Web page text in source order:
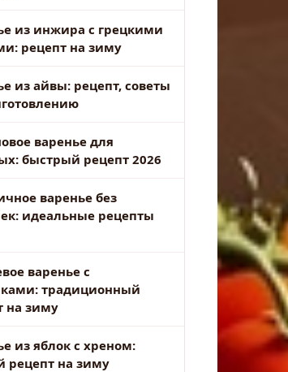
из инжира с грецкими
рецепт на зиму
из айвы: рецепт, советы
варенье для
быстрый рецепт 2026
варенье без
идеальные рецепты
варенье с
традиционный
на зиму
из яблок с хреном:
рецепт на зиму